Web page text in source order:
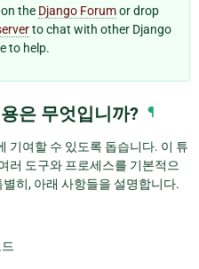
the Django Forumor drop
to chat with other Django
to help.
은 무엇입니까? ¶
기여할 수 있도록 돕습니다. 이 튜
러 도구와 프로세스를 기본적으
히, 아래 사항들을 설명합니다.